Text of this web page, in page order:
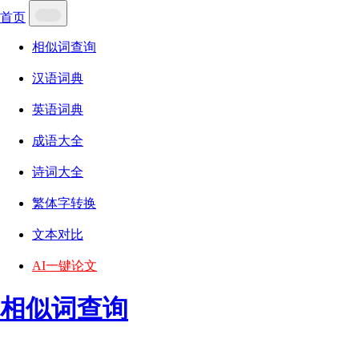
首页
相似词查询
汉语词典
英语词典
成语大全
诗词大全
繁体字转换
文本对比
AI一键论文
相似词查询